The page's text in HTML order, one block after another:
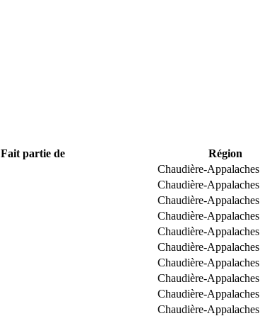
Fait partie de Région
Chaudière-Appalaches
Chaudière-Appalaches
Chaudière-Appalaches
Chaudière-Appalaches
Chaudière-Appalaches
Chaudière-Appalaches
Chaudière-Appalaches
Chaudière-Appalaches
Chaudière-Appalaches
Chaudière-Appalaches